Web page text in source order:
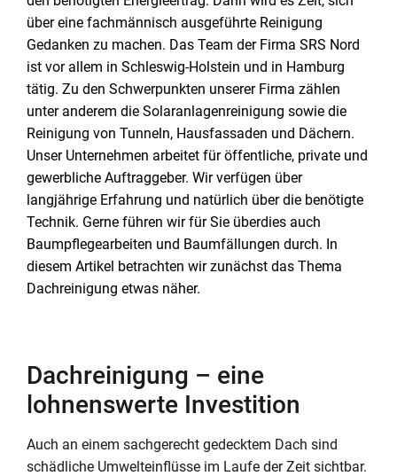
über eine fachmännisch ausgeführte Reinigung
Gedanken zu machen. Das Team der Firma SRS Nord
ist vor allem in Schleswig-Holstein und in Hamburg
tätig. Zu den Schwerpunkten unserer Firma zählen
unter anderem die Solaranlagenreinigung sowie die
Reinigung von Tunneln, Hausfassaden und Dächern.
Unser Unternehmen arbeitet für öffentliche, private und
gewerbliche Auftraggeber. Wir verfügen über
langjährige Erfahrung und natürlich über die benötigte
Technik. Gerne führen wir für Sie überdies auch
Baumpflegearbeiten und Baumfällungen durch. In
diesem Artikel betrachten wir zunächst das Thema
Dachreinigung etwas näher.
Dachreinigung – eine
lohnenswerte Investition
Auch an einem sachgerecht gedecktem Dach sind
schädliche Umwelteinflüsse im Laufe der Zeit sichtbar.